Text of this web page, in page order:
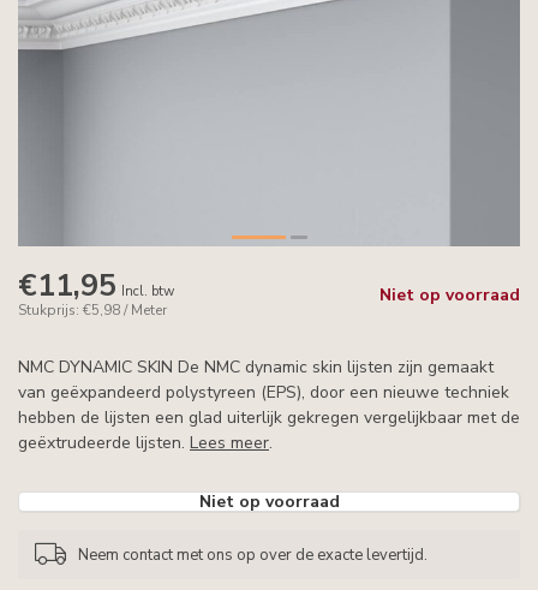
€11,95 Incl. btw
Stukprijs: €5,98 / Meter
Niet op voorraad
NMC DYNAMIC SKIN De NMC dynamic skin lijsten zijn gemaakt
van geëxpandeerd polystyreen (EPS), door een nieuwe techniek
hebben de lijsten een glad uiterlijk gekregen vergelijkbaar met de
geëxtrudeerde lijsten. Lees meer.
Niet op voorraad
Neem contact met ons op over de exacte levertijd.